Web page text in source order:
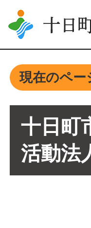
現在のペー
十日町
活動法